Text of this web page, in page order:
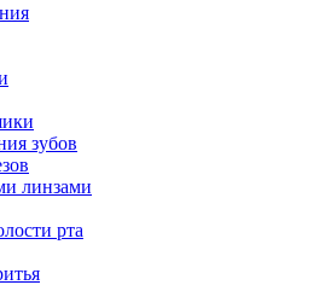
зубов
линзами
рта